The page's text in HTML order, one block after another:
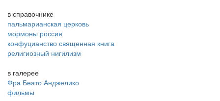
в справочнике
пальмарианская церковь
мормоны россия
конфуцианство священная книга
религиозный нигилизм
в галерее
Фра Беато Анджелико
фильмы